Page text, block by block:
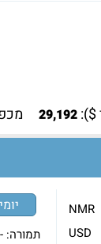
$):
29,192
NMR
USD
יומי
תמורה: